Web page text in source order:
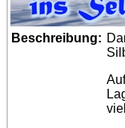
Beschreibung: